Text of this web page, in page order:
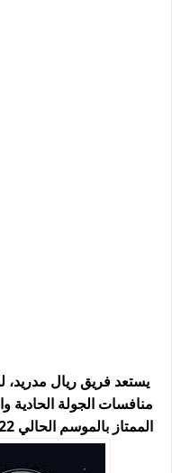
يستعد فريق ريال مدريد،
منافسات الجولة الحادية
الممتاز بالموسم الحالي 2022 - 2023.